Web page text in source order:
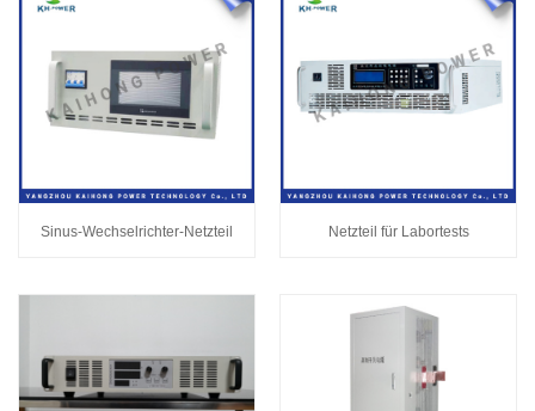
Sinus-Wechselrichter-Netzteil Netzteil für Labortests